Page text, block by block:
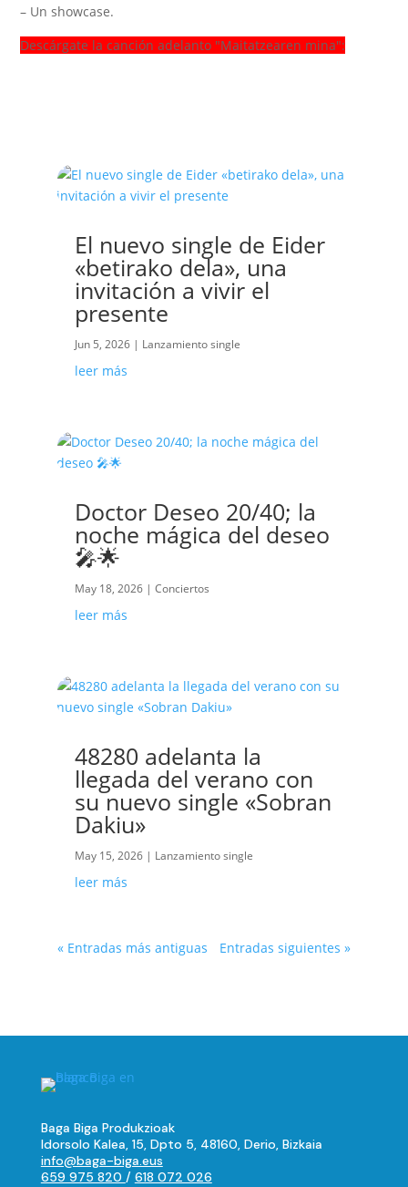
– Un showcase.
Descárgate la canción adelanto "Maitatzearen mina":
El nuevo single de Eider
«betirako dela», una
invitación a vivir el
presente
Jun 5, 2026| Lanzamiento single
leer más
Doctor Deseo 20/40; la
noche mágica del deseo
🎤🌟
May 18, 2026| Conciertos
leer más
48280 adelanta la
llegada del verano con
su nuevo single «Sobran
Dakiu»
May 15, 2026| Lanzamiento single
leer más
« Entradas más antiguas Entradas siguientes »
Baga Biga Produkzioak
Idorsolo Kalea, 15, Dpto 5, 48160, Derio, Bizkaia
info@baga-biga.eus
659 975 820 / 618 072 026